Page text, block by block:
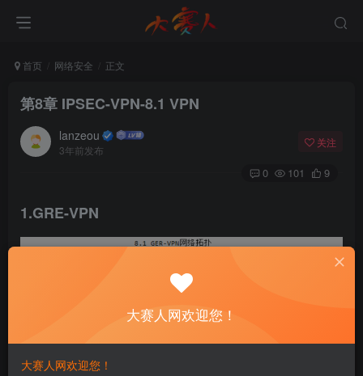
首页 网络安全 正文
第8章 IPSEC-VPN-8.1 VPN
lanzeou
3年前发布
关注
0 101 9
1.GRE-VPN
大赛人网欢迎您！
大赛人网欢迎您！